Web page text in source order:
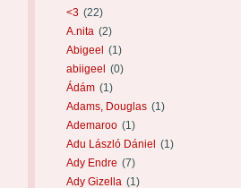
<3 (22)
A.nita (2)
Abigeel
(1)
abiigeel
(0)
Ádám (1)
Adams, Douglas (1)
Ademaroo (1)
Adu László Dániel
(1)
Ady Endre (7)
Ady Gizella (1)